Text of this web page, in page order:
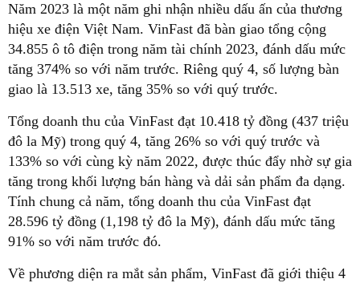
Năm 2023 là một năm ghi nhận nhiều dấu ấn của thương
hiệu xe điện Việt Nam. VinFast đã bàn giao tổng cộng
34.855 ô tô điện trong năm tài chính 2023, đánh dấu mức
tăng 374% so với năm trước. Riêng quý 4, số lượng bàn
giao là 13.513 xe, tăng 35% so với quý trước.
Tổng doanh thu của VinFast đạt 10.418 tỷ đồng (437 triệu
đô la Mỹ) trong quý 4, tăng 26% so với quý trước và
133% so với cùng kỳ năm 2022, được thúc đẩy nhờ sự gia
tăng trong khối lượng bán hàng và dải sản phẩm đa dạng.
Tính chung cả năm, tổng doanh thu của VinFast đạt
28.596 tỷ đồng (1,198 tỷ đô la Mỹ), đánh dấu mức tăng
91% so với năm trước đó.
Về phương diện ra mắt sản phẩm, VinFast đã giới thiệu 4